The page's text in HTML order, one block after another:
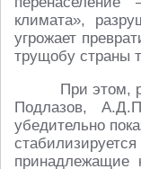
климата»,
угрожает
трущобу страны
При этом,
Подлазов,
убедительно
принадлежащие